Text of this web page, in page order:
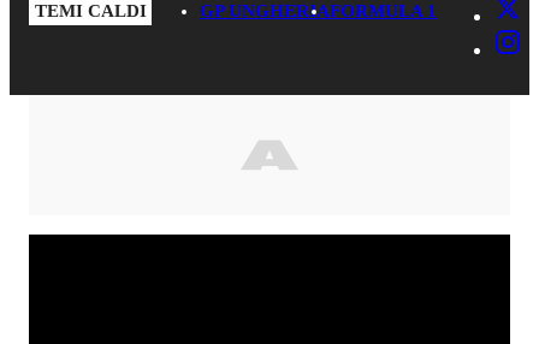
TEMI CALDI GP UNGHERIAFORMULA 1